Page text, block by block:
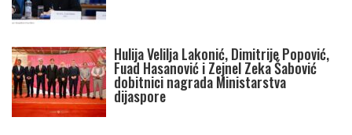
Hulija Velilja Lakonić, Dimitrije Popović,
Fuad Hasanović i Zejnel Zeka Šabović
dobitnici nagrada Ministarstva
dijaspore